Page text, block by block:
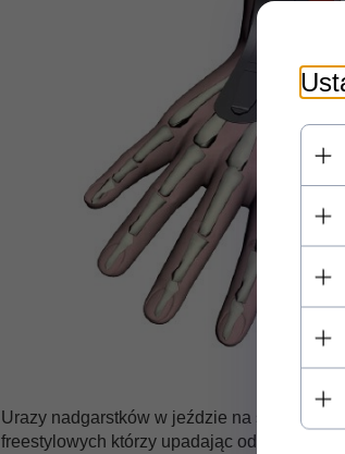
Urazy nadgarstków w jeździe na
freestylowych którzy upadając odruchowo